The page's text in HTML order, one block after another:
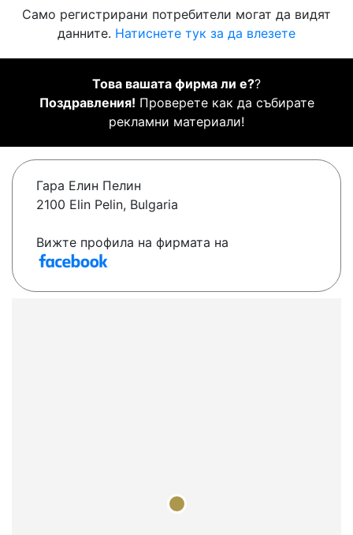
Само регистрирани потребители могат да видят
данните. Натиснете тук за да влезете
Това вашата фирма ли е??
Поздравления! Проверете как да събирате
рекламни материали!
Гара Елин Пелин
2100 Elin Pelin, Bulgaria
Вижте профила на фирмата на